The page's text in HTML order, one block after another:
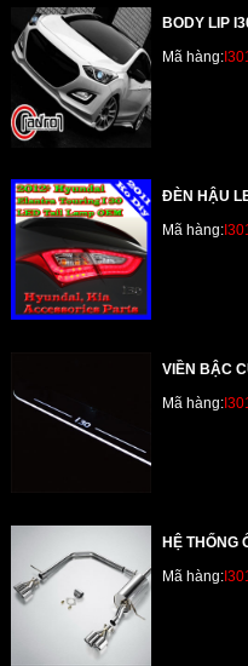
BODY LIP
Mã hàng:
ĐÈN HẬU
Mã hàng:
VIỀN BẬC
Mã hàng:
HỆ THỐNG
Mã hàng: